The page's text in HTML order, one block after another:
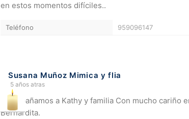
en estos momentos difíciles..
Teléfono 959096147
Susana Muñoz Mimica y flia
5 años atras
Acompañamos a Kathy y familia Con mucho
Bernardita.